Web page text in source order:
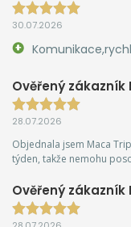
30.07.2026
Ověřený
28.07.2026
Objednala jsem Maca
týden, takže nemohu
Ověřený zákazník